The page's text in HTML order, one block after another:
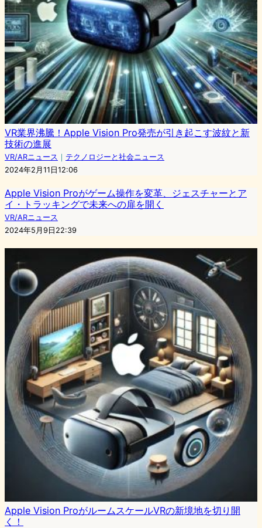
VR業界沸騰！Apple Vision Pro発売が引き起こす波紋と新
技術の進展
VR/ARニュース ｜ テクノロジーと社会ニュース
2024年2月11日12:06
Apple Vision Proがゲーム操作を変革、ジェスチャーとア
イ・トラッキングで未来への扉を開く
VR/ARニュース
2024年5月9日22:39
Apple Vision ProがルームスケールVRの新境地を切り開
く！